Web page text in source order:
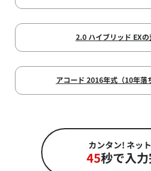
2.0 ハイブリッド EX
アコード 2016年式（10年落
カンタン! ネッ
45秒で入